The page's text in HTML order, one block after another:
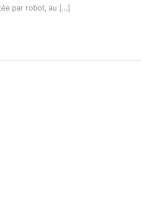
par robot, au […]